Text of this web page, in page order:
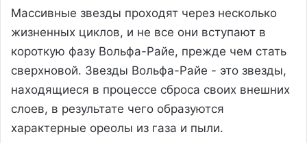
Массивные звезды проходят через несколько
жизненных циклов, и не все они вступают в
короткую фазу Вольфа-Райе, прежде чем стать
сверхновой. Звезды Вольфа-Райе - это звезды,
находящиеся в процессе сброса своих внешних
слоев, в результате чего образуются
характерные ореолы из газа и пыли.